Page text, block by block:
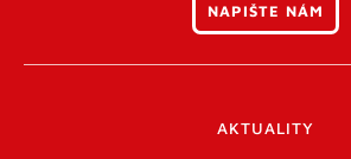
NAPIŠTE NÁM
AKTUALITY